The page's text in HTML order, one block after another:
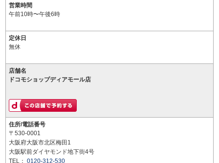
営業時間
午前10時〜午後6時
定休日
無休
店舗名
ドコモショップディアモール店
住所/電話番号
〒530-0001
大阪府大阪市北区梅田1
大阪駅前ダイヤモンド地下街4号
TEL： 0120-312-530